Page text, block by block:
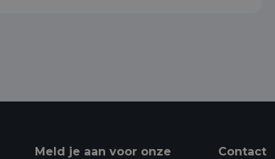
Meld je aan voor onze
Contact